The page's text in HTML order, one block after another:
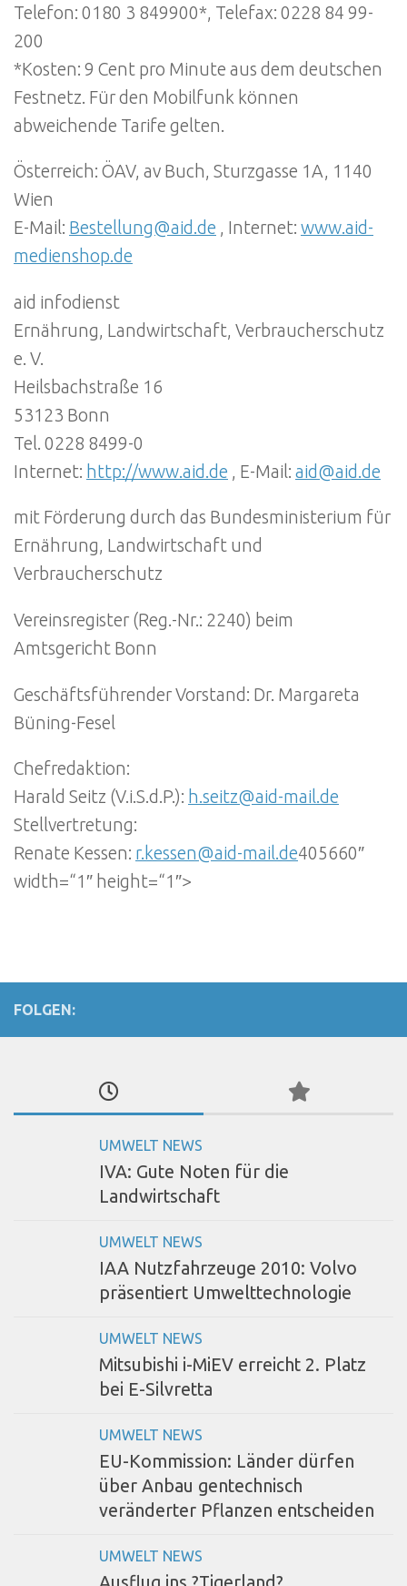
Telefon: 0180 3 849900*, Telefax: 0228 84 99-
200
*Kosten: 9 Cent pro Minute aus dem deutschen
Festnetz. Für den Mobilfunk können
abweichende Tarife gelten.
Österreich: ÖAV, av Buch, Sturzgasse 1A, 1140
Wien
E-Mail: Bestellung@aid.de , Internet: www.aid-
medienshop.de
aid infodienst
Ernährung, Landwirtschaft, Verbraucherschutz
e. V.
Heilsbachstraße 16
53123 Bonn
Tel. 0228 8499-0
Internet: http://www.aid.de , E-Mail: aid@aid.de
mit Förderung durch das Bundesministerium für
Ernährung, Landwirtschaft und
Verbraucherschutz
Vereinsregister (Reg.-Nr.: 2240) beim
Amtsgericht Bonn
Geschäftsführender Vorstand: Dr. Margareta
Büning-Fesel
Chefredaktion:
Harald Seitz (V.i.S.d.P.): h.seitz@aid-mail.de
Stellvertretung:
Renate Kessen: r.kessen@aid-mail.de405660″
width=“1″ height=“1″>
FOLGEN:
UMWELT NEWS
IVA: Gute Noten für die
Landwirtschaft
UMWELT NEWS
IAA Nutzfahrzeuge 2010: Volvo
präsentiert Umwelttechnologie
UMWELT NEWS
Mitsubishi i-MiEV erreicht 2. Platz
bei E-Silvretta
UMWELT NEWS
EU-Kommission: Länder dürfen
über Anbau gentechnisch
veränderter Pflanzen entscheiden
UMWELT NEWS